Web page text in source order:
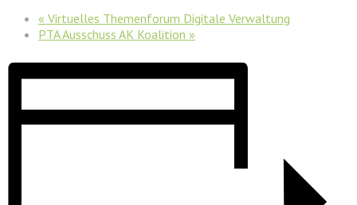
« Virtuelles Themenforum Digitale Verwaltung
PTA Ausschuss AK Koalition »